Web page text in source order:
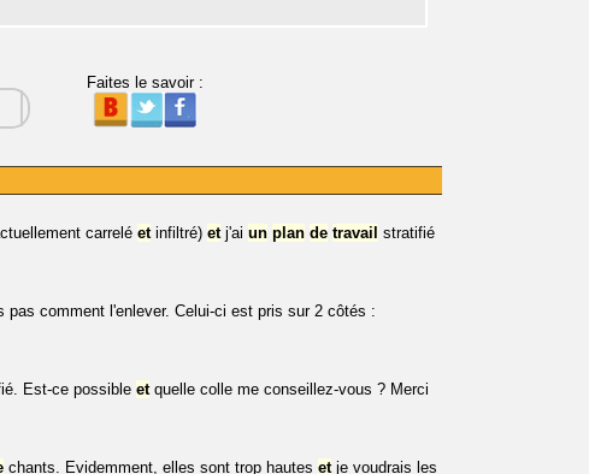
Faites le savoir :
carrelé etinfiltré) etj'ai un plan de travail stratifié
pas comment l'enlever. Celui-ci est pris sur 2 côtés :
Est-ce possible etquelle colle me conseillez-vous ? Merci
chants. Evidemment, elles sont trop hautes etje voudrais les